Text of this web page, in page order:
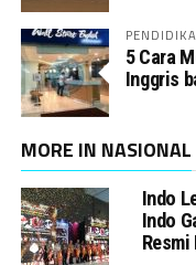
5 Cara
Inggris
MORE IN NASIONAL
Indo
Indo
Resmi